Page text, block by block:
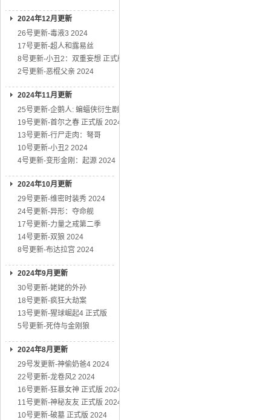
2024年12月更新
26号更新-毒液3 2024
17号更新-超人和露易丝
8号更新-小丑2：双重妄想 正式版
2号更新-恶棍父亲 2024
2024年11月更新
25号更新-企鹅人: 蝙蝠侠衍生剧
19号更新-首尔之春 正式版 2024
13号更新-行尸走肉：弩哥
10号更新-小丑2 2024
4号更新-变形金刚：起源 2024
2024年10月更新
29号更新-维密时装秀 2024
24号更新-异形：夺命舰
17号更新-力量之戒第二季
14号更新-双狼 2024
8号更新-布达拉宫 2024
2024年9月更新
30号更新-姥姥的外孙
18号更新-疯狂大劫案
13号更新-猩球崛起4 正式版
5号更新-死侍与金刚狼
2024年8月更新
29号发更新-神偷奶爸4 2024
22号更新-龙卷风2 2024
16号更新-狂暴女神 正式版 2024
11号更新-神秘友友 正式版 2024
10号更新-破墓 正式版 2024